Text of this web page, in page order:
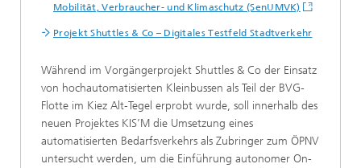
Mobilität, Verbraucher- und Klimaschutz (SenUMVK)
Projekt Shuttles & Co – Digitales Testfeld Stadtverkehr
Während im Vorgängerprojekt Shuttles & Co der Einsatz
von hochautomatisierten Kleinbussen als Teil der BVG-
Flotte im Kiez Alt-Tegel erprobt wurde, soll innerhalb des
neuen Projektes KIS’M die Umsetzung eines
automatisierten Bedarfsverkehrs als Zubringer zum ÖPNV
untersucht werden, um die Einführung autonomer On-